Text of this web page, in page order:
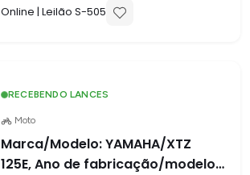
Online | Leilão S-505
RECEBENDO LANCES
Moto
Marca/Modelo: YAMAHA/XTZ
125E, Ano de fabricação/modelo: